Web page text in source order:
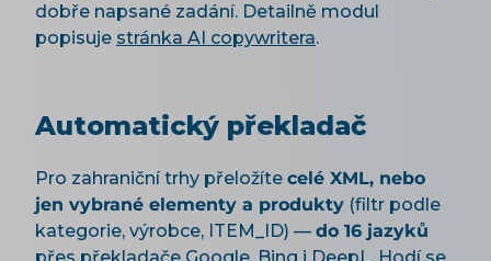
dobře napsané zadání. Detailně modul
popisuje stránka AI copywritera.
Automatický překladač
Pro zahraniční trhy přeložíte celé XML, nebo
jen vybrané elementy a produkty (filtr podle
kategorie, výrobce, ITEM_ID) — do 16 jazyků